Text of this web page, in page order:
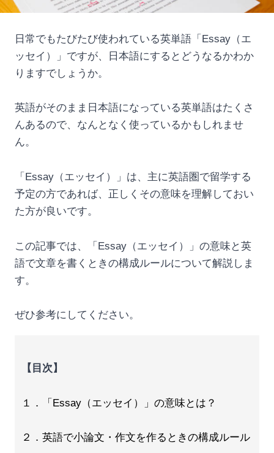
日常でもたびたび使われている英単語「Essay（エ
ッセイ）」ですが、日本語にするとどうなるかわか
りますでしょうか。
英語がそのまま日本語になっている英単語はたくさ
んあるので、なんとなく使っているかもしれませ
ん。
「Essay（エッセイ）」は、主に英語圏で留学する
予定の方であれば、正しくその意味を理解しておい
た方が良いです。
この記事では、「Essay（エッセイ）」の意味と英
語で文章を書くときの構成ルールについて解説しま
す。
ぜひ参考にしてください。
【目次】
１．「Essay（エッセイ）」の意味とは？
２．英語で小論文・作文を作るときの構成ルール